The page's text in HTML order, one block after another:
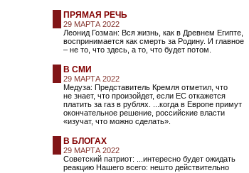
ПРЯМАЯ РЕЧЬ
29 МАРТА 2022
Леонид Гозман: Вся жизнь, как в Древнем Египте,
воспринимается как смерть за Родину. И главное
– не то, что здесь, а то, что будет потом.
В СМИ
29 МАРТА 2022
Медуза: Представитель Кремля отметил, что
не знает, что произойдет, если ЕС откажется
платить за газ в рублях. ...когда в Европе примут
окончательное решение, российские власти
«изучат, что можно сделать».
В БЛОГАХ
29 МАРТА 2022
Советский патриот: ...интересно будет ожидать
реакцию Нашего всего: нешто действительно